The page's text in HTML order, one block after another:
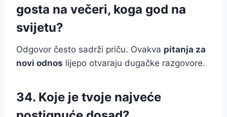
gosta na večeri, koga god na
svijetu?
Odgovor često sadrži priču. Ovakva pitanja za
novi odnos lijepo otvaraju dugačke razgovore.
34. Koje je tvoje najveće